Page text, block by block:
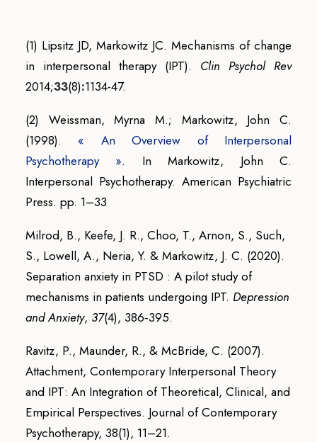
(1) Lipsitz JD, Markowitz JC. Mechanisms of change
in interpersonal therapy (IPT). Clin Psychol Rev
2014;33(8):1134-47.
(2) Weissman, Myrna M.; Markowitz, John C.
(1998).« An Overview of Interpersonal
Psychotherapy ». In Markowitz, John C.
Interpersonal Psychotherapy. American Psychiatric
Press. pp. 1–33
Milrod, B., Keefe, J. R., Choo, T., Arnon, S., Such,
S., Lowell, A., Neria, Y. & Markowitz, J. C. (2020).
Separation anxiety in PTSD : A pilot study of
mechanisms in patients undergoing IPT. Depression
and Anxiety, 37(4), 386‑395.
Ravitz, P., Maunder, R., & McBride, C. (2007).
Attachment, Contemporary Interpersonal Theory
and IPT: An Integration of Theoretical, Clinical, and
Empirical Perspectives. Journal of Contemporary
Psychotherapy, 38(1), 11–21.